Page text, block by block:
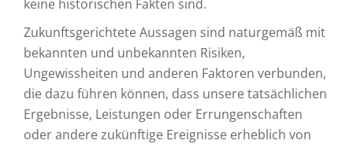
keine historischen Fakten sind.
Zukunftsgerichtete Aussagen sind naturgemäß mit
bekannten und unbekannten Risiken,
Ungewissheiten und anderen Faktoren verbunden,
die dazu führen können, dass unsere tatsächlichen
Ergebnisse, Leistungen oder Errungenschaften
oder andere zukünftige Ereignisse erheblich von